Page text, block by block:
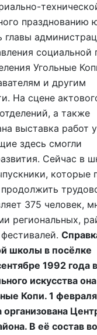
празднованию
главы
социальной
Угольные
и другим
На сцене
а также
выставка работ
здесь смогли
Сейчас в
которые
375 человек,
региональных,
школы в посёлке
1992 года
искусства
Копи. 1
В её состав